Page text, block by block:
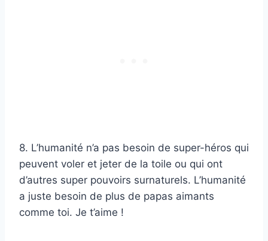
8. L’humanité n’a pas besoin de super-héros qui
peuvent voler et jeter de la toile ou qui ont
d’autres super pouvoirs surnaturels. L’humanité
a juste besoin de plus de papas aimants
comme toi. Je t’aime !